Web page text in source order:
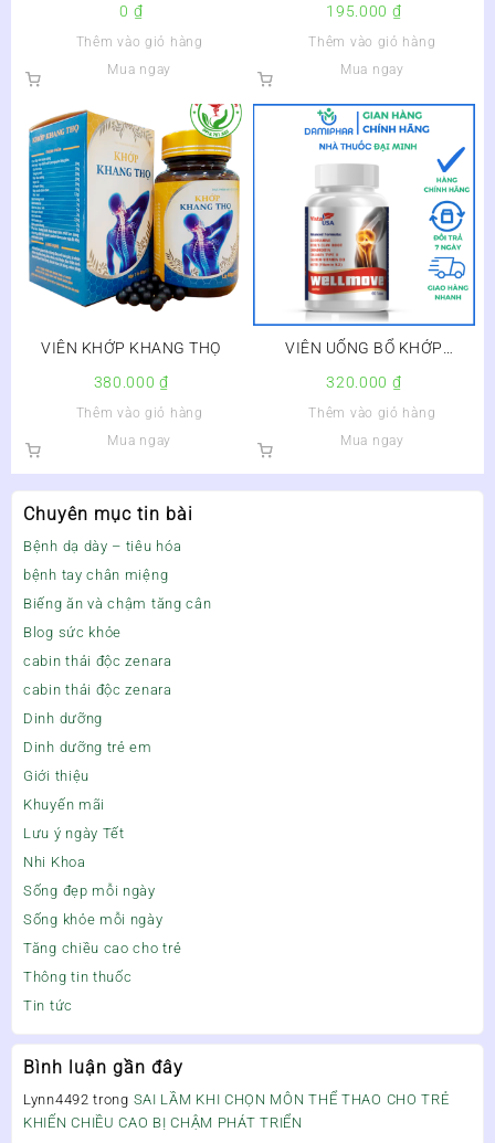
Chuyên mục tin bài
Bệnh dạ dày – tiêu hóa
bệnh tay chân miệng
Biếng ăn và chậm tăng cân
Blog sức khỏe
cabin thải độc zenara
cabin thải độc zenara
Dinh dưỡng
Dinh dưỡng trẻ em
Giới thiệu
Khuyến mãi
Lưu ý ngày Tết
Nhi Khoa
Sống đẹp mỗi ngày
Sống khỏe mỗi ngày
Tăng chiều cao cho trẻ
Thông tin thuốc
Tin tức
Bình luận gần đây
Lynn4492 trong SAI LẦM KHI CHỌN MÔN THỂ THAO CHO TRẺ
KHIẾN CHIỀU CAO BỊ CHẬM PHÁT TRIỂN
VIÊM KHỚP DO GOUT
0 ₫
Thêm vào giỏ hàng
Mua ngay
Hỗ Trợ Tăng Cường Hấp Thu
Calci Vào Xương Cho Trẻ –
195.000 ₫
Thêm vào giỏ hàng
Mua ngay
VIÊN KHỚP KHANG THỌ
380.000₫
Thêm vào giỏ hàng
Mua ngay
VIÊN UỐNG BỔ KHỚP
320.000 ₫
Thêm vào giỏ hàng
Mua ngay